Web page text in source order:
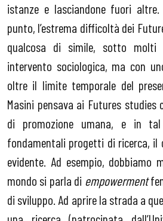
istanze e lasciandone fuori
punto, l’estrema difficoltà dei
qualcosa di simile, sotto molti
intervento sociologica, ma con
oltre il limite temporale del
Masini pensava ai Futures
di promozione umana, e in
fondamentali progetti di ricerca, il
evidente. Ad esempio, dobbiamo
mondo si parla di empowerment
di sviluppo. Ad aprire la strada a